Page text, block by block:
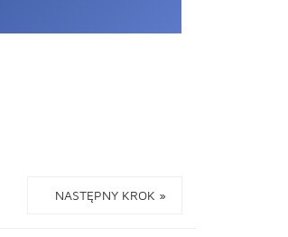
NASTĘPNY KROK »